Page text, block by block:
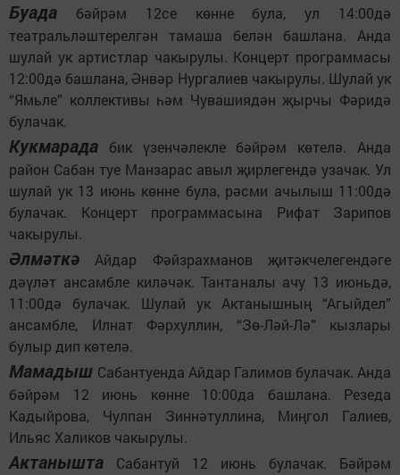
Буада бәйрәм 12се көнне була, ул 14:00дә
театральләштерелгән тамаша белән башлана. Анда
шулай ук артистлар чакырулы. Концерт программасы
12:00дә башлана, Әнвәр Нургалиев чакырулы. Шулай ук
“Ямьле” коллективы һәм Чувашиядән җырчы Фәридә
булачак.
Кукмарада бик үзенчәлекле бәйрәм көтелә. Анда
район Сабан туе Манзарас авыл җирлегендә узачак. Ул
шулай ук 13 июнь көнне була, рәсми ачылыш 11:00дә
булачак. Концерт программасына Рифат Зарипов
чакырулы.
Әлмәткә Айдар Фәйзрахманов җитәкчелегендәге
дәүләт ансамбле киләчәк. Тантаналы ачу 13 июньдә,
11:00дә булачак. Шулай ук Актанышның “Агыйдел”
ансамбле, Илнат Фәрхуллин, “Зө-Ләй-Лә” кызлары
булыр дип көтелә.
Мамадыш Сабантуенда Айдар Галимов булачак. Анда
бәйрәм 12 июнь көнне 10:00да башлана. Резеда
Кадыйрова, Чулпан Зиннәтуллина, Миңгол Галиев,
Ильяс Халиков чакырулы.
Актанышта Сабантуй 12 июнь булачак. Бәйрәм